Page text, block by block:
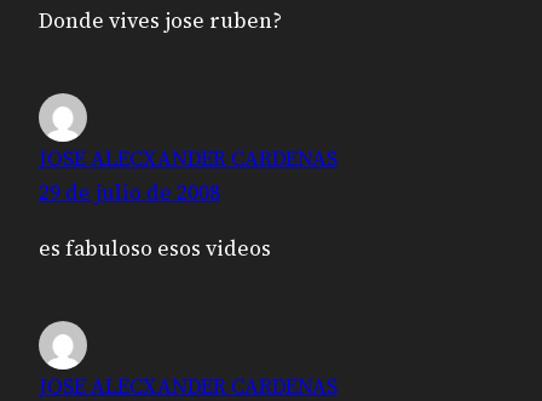
Donde vives jose ruben?
JOSE ALECXANDER CARDENAS
29 de julio de 2008
es fabuloso esos videos
JOSE ALECXANDER CARDENAS